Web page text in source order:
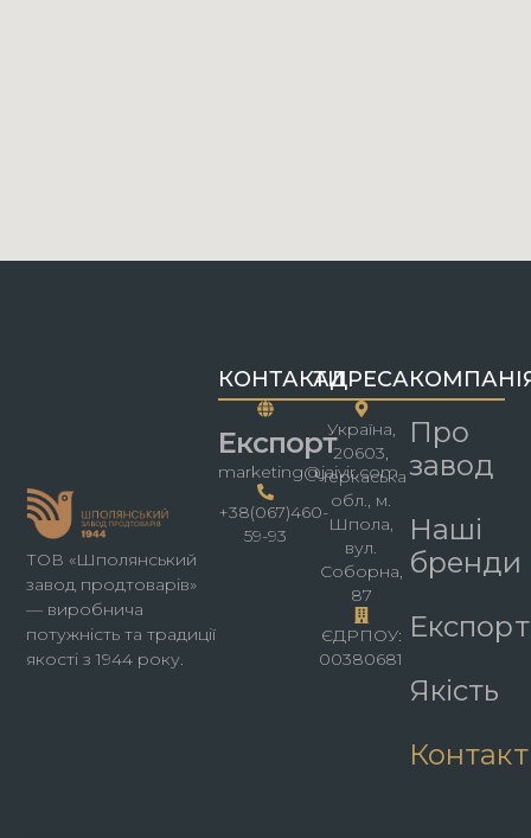
ТОВ «Шполянський
завод продтоварів»
— виробнича
потужність та традиції
якості з 1944 року.
Про
завод
Наші
бренди
Експорт
Якість
АДРЕСА
Україна,
20603,
Черкаська
обл., м.
Шпола,
вул.
Соборна,
87
ЄДРПОУ:
00380681
КОНТАКТИ
Експорт
marketing@jaivir.com
+38(067)460-
59-93